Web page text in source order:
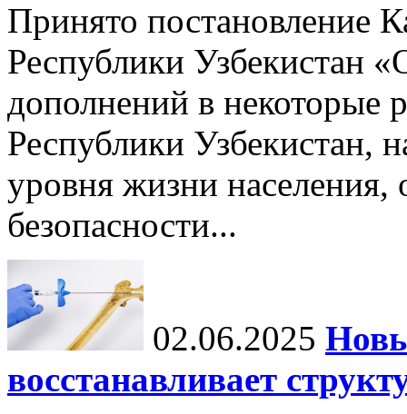
Принято постановление
Республики Узбекистан
дополнений в некоторые
Республики Узбекистан,
уровня жизни населения,
безопасности...
02.06.2025
восстанавливает